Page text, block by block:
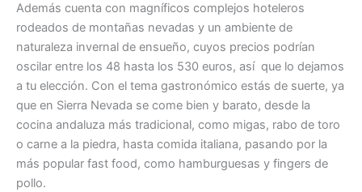
Además cuenta con magníficos complejos hoteleros
rodeados de montañas nevadas y un ambiente de
naturaleza invernal de ensueño, cuyos precios podrían
oscilar entre los 48 hasta los 530 euros, así que lo dejamos
a tu elección. Con el tema gastronómico estás de suerte, ya
que en Sierra Nevada se come bien y barato, desde la
cocina andaluza más tradicional, como migas, rabo de toro
o carne a la piedra, hasta comida italiana, pasando por la
más popular fast food, como hamburguesas y fingers de
pollo.